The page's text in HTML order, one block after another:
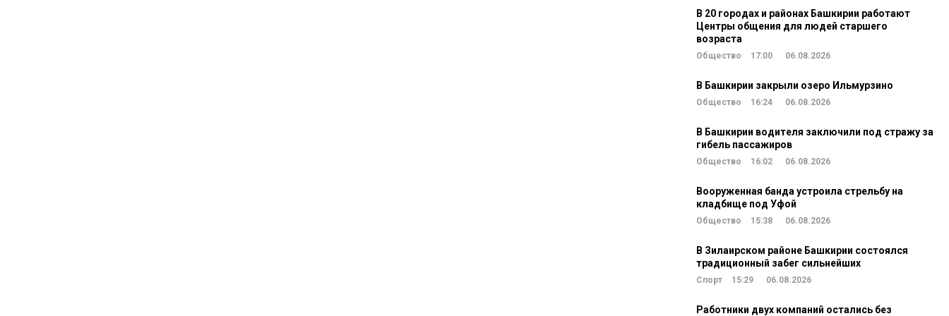
В 20 городах и районах Башкирии работают
Центры общения для людей старшего
возраста
Общество 17:00 06.08.2026
В Башкирии закрыли озеро Ильмурзино
Общество 16:24 06.08.2026
В Башкирии водителя заключили под стражу за
гибель пассажиров
Общество 16:02 06.08.2026
Вооруженная банда устроила стрельбу на
кладбище под Уфой
Общество 15:38 06.08.2026
В Зилаирском районе Башкирии состоялся
традиционный забег сильнейших
Спорт 15:29 06.08.2026
Работники двух компаний остались без